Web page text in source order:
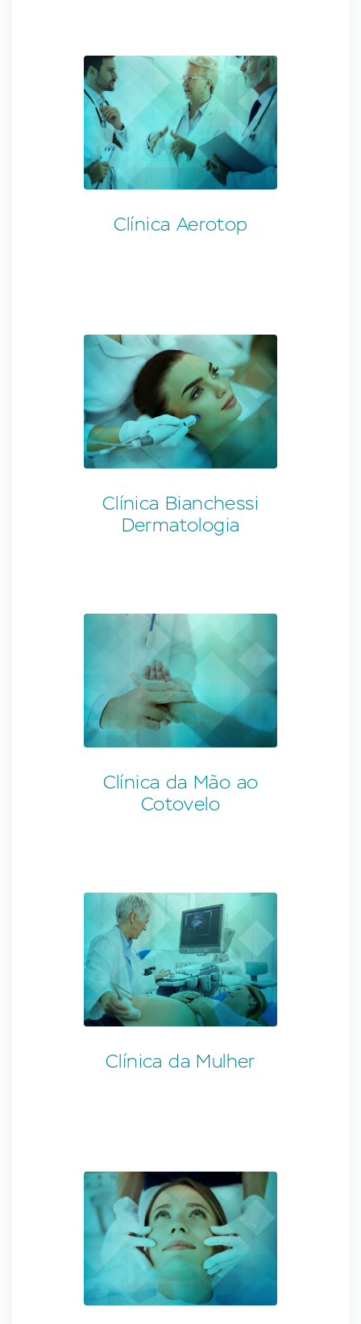
Clínica Aerotop
Clínica Bianchessi
Dermatologia
Clínica da Mão ao
Cotovelo
Clínica da Mulher